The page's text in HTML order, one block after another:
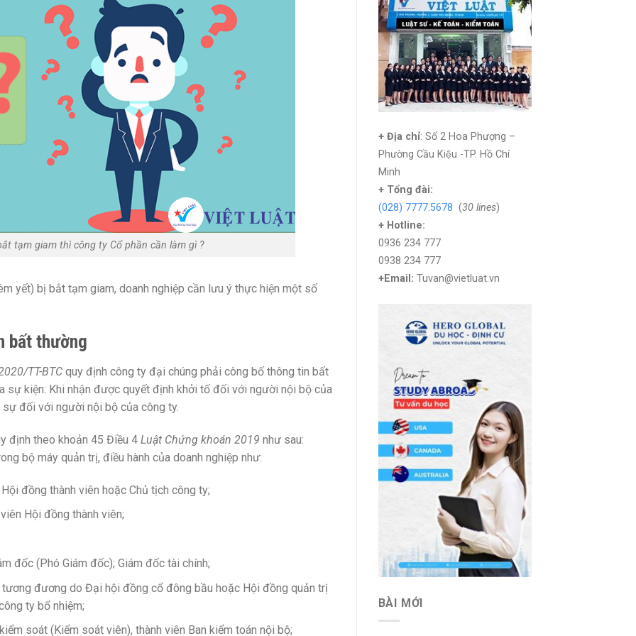
tạm giam thì công ty Cổ phần cần làm gì ?
yết) bị bắt tạm giam, doanh nghiệp cần lưu ý thực hiện một số
bất thường
TT-BTC quy định công ty đại chúng phải công bố thông tin bất
sự kiện: Khi nhận được quyết định khởi tố đối với người nội bộ của
đối với người nội bộ của công ty.
định theo khoản 45 Điều 4 Luật Chứng khoán 2019 như sau:
bộ máy quản trị, điều hành của doanh nghiệp như:
đồng thành viên hoặc Chủ tịch công ty;
Hội đồng thành viên;
đốc (Phó Giám đốc); Giám đốc tài chính;
đương do Đại hội đồng cổ đông bầu hoặc Hội đồng quản trị
ty bổ nhiệm;
soát (Kiểm soát viên), thành viên Ban kiểm toán nội bộ;
+ Địa chỉ: Số 2 Hoa Phượng –
Phường Cầu Kiệu -TP. Hồ Chí
Minh
+ Tổng đài:
(028) 7777.5678 (30 lines)
+ Hotline:
0936 234 777
0938 234 777
+Email: Tuvan@vietluat.vn
BÀI MỚI